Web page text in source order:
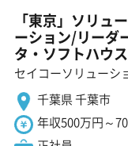
「東京」ソリュ
ーション/リーダ
タ・ソフトハウス
セイコーソリューシ
千葉県 千葉市
年収500万円～